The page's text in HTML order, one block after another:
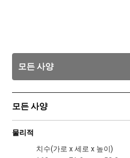
모든 사양
모든 사양
물리적
치수(가로 x 세로 x 높이)